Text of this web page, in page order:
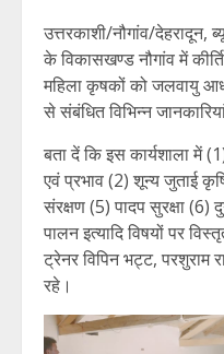
उत्तरकाशी/नौगांव/देहरादून,
के विकासखण्ड नौगांव में
महिला कृषकों को जलवायु
से संबंधित विभिन्न
बता दें कि इस कार्यशाला में
एवं प्रभाव (2) शून्य जुताई
संरक्षण (5) पादप सुरक्षा (6)
पालन इत्यादि विषयों पर
ट्रेनर विपिन भट्ट, परशुराम
रहे।